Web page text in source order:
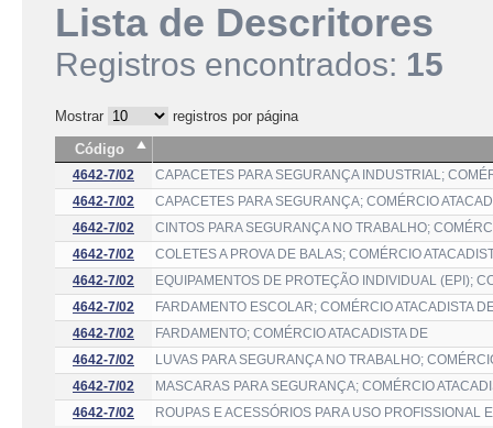
Lista de Descritores
Registros encontrados: 15
Mostrar
registros por página
Código
4642-7/02
CAPACETES PARA SEGURANÇA INDUSTRIAL;
4642-7/02
CAPACETES PARA SEGURANÇA; COMÉRCIO
4642-7/02
CINTOS PARA SEGURANÇA NO TRABALHO;
4642-7/02
COLETES A PROVA DE BALAS; COMÉRCIO
4642-7/02
EQUIPAMENTOS DE PROTEÇÃO INDIVIDUAL (EPI);
4642-7/02
FARDAMENTO ESCOLAR; COMÉRCIO ATACADISTA
4642-7/02
FARDAMENTO; COMÉRCIO ATACADISTA DE
4642-7/02
LUVAS PARA SEGURANÇA NO TRABALHO;
4642-7/02
MASCARAS PARA SEGURANÇA; COMÉRCIO
4642-7/02
ROUPAS E ACESSÓRIOS PARA USO PROFISSIONAL